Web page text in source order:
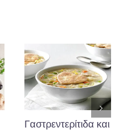
Μεταβολικό
Σύνδρομο.
Γαστρεντερίτιδα και